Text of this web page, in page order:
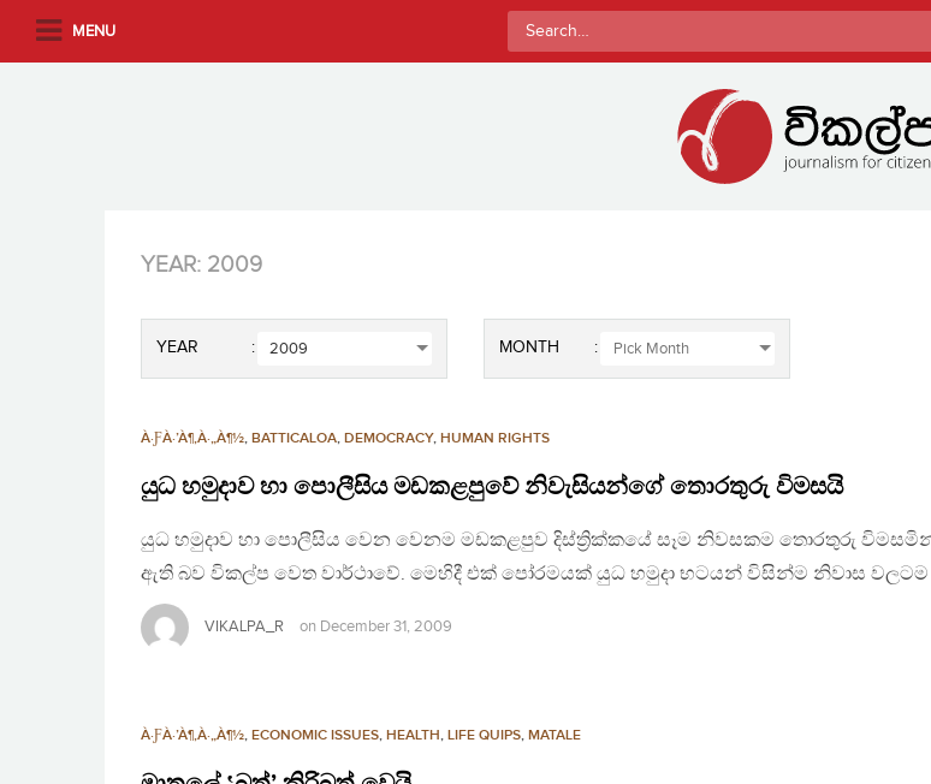
MENU
Search
for:
YEAR: 2009
YEAR 2009 MONTH
À·ƑÀ·’À¶‚À·„À¶½, BATTICALOA, DEMOCRACY, HUMAN RIGHTS
යුධ හමුදාව හා පොලීසිය මඩකළපුවේ නිවැසියන්ගේ තොරතුරු විමසයි
යුධ හමුදාව හා පොලීසිය වෙන වෙනම මඩකළපුව දිස්ත්‍රික්කයේ සෑම නිවසකම තොරතුරු
ඇති බව විකල්ප වෙත වාර්ථාවේ. මෙහිදී එක් පෝරමයක් යුධ හමුදා භටයන් විසින්ම නිවාස වලටම
VIKALPA_R on December 31, 2009
À·ƑÀ·’À¶‚À·„À¶½, ECONOMIC ISSUES, HEALTH, LIFE QUIPS, MATALE